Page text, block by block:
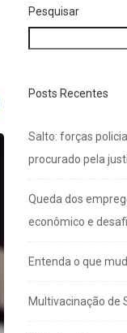
Pesquisar
Posts Recentes
Salto: forças
procurado pela
Queda dos
econômico e
Entenda o que
Multivacinação de